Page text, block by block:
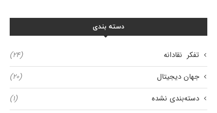
دسته بندی
تفکر نقادانه
(۲۴)
جهان دیجیتال
(۲۰)
دسته‌بندی نشده
(۱)